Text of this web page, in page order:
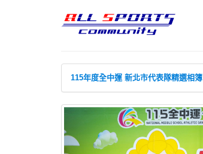
115年度全中運 新北市代表隊精選相簿